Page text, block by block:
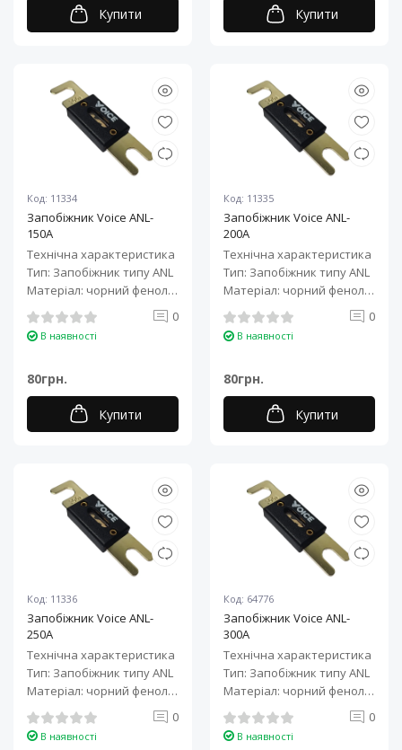
Купити Купити
Код: 11334
Запобіжник Voice ANL-
150A
Технічна характеристика
Тип: Запобіжник типу ANL
Матеріал: чорний фенол
альдегід + латунь з поз.. 0
В наявності
80грн.
Купити
Код: 11335
Запобіжник Voice ANL-
200A
Технічна характеристика
Тип: Запобіжник типу ANL
Матеріал: чорний фенол
альдегід + латунь з поз.. 0
В наявності
80грн.
Купити
Код: 11336
Запобіжник Voice ANL-
250A
Технічна характеристика
Тип: Запобіжник типу ANL
Матеріал: чорний фенол
альдегід + латунь з поз.. 0
В наявності
Код: 64776
Запобіжник Voice ANL-
300A
Технічна характеристика
Тип: Запобіжник типу ANL
Матеріал: чорний фенол
альдегід + латунь з поз.. 0
В наявності